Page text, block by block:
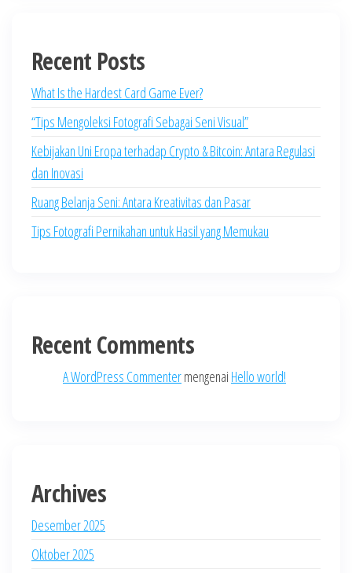
Recent Posts
What Is the Hardest Card Game Ever?
“Tips Mengoleksi Fotografi Sebagai Seni Visual”
Kebijakan Uni Eropa terhadap Crypto & Bitcoin: Antara Regulasi
dan Inovasi
Ruang Belanja Seni: Antara Kreativitas dan Pasar
Tips Fotografi Pernikahan untuk Hasil yang Memukau
Recent Comments
A WordPress Commentermengenai Hello world!
Archives
Desember 2025
Oktober 2025